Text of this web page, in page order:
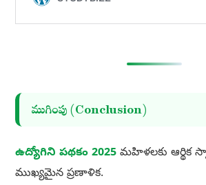
ముగింపు (Conclusion)
ఉద్యోగిని పథకం 2025మహిళలకు ఆర్థిక
ముఖ్యమైన ప్రణాళిక.